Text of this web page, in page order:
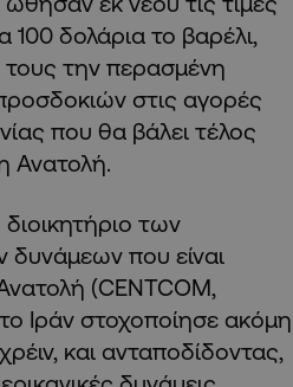
100 δολάρια το βαρέλι,
την περασμένη
στις αγορές
που θα βάλει τέλος
Ανατολή.
των
δυνάμεων που είναι
(CENTCOM,
Ιράν στοχοποίησε ακόμη
και ανταποδίδοντας,